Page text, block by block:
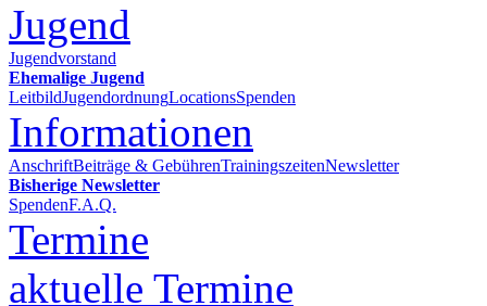
Jugend
Jugendvorstand
Ehemalige Jugend
LeitbildJugendordnungLocationsSpenden
Informationen
AnschriftBeiträge & GebührenTrainingszeitenNewsletter
Bisherige Newsletter
SpendenF.A.Q.
Termine
aktuelle Termine